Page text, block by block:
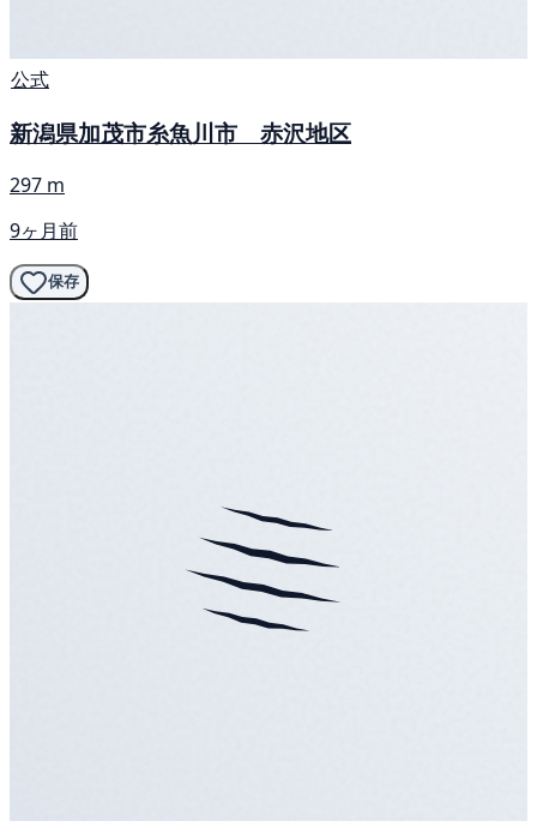
公式
新潟県加茂市糸魚川市 赤沢地区
297 m
9ヶ月前
保存